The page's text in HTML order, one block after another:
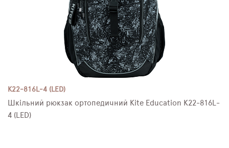
K22-816L-4 (LED)
Шкільний рюкзак ортопедичний Kite Education K22-816L-
4 (LED)